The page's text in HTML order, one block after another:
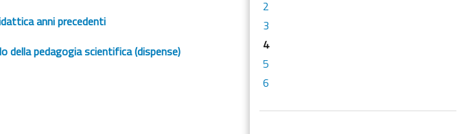
2
3
4
5
6
anni precedenti
della pedagogia scientifica (dispense)